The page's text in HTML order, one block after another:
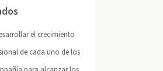
el crecimiento
de cada uno de los